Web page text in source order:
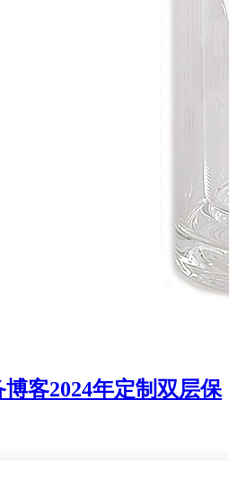
博客2024年定制双层保